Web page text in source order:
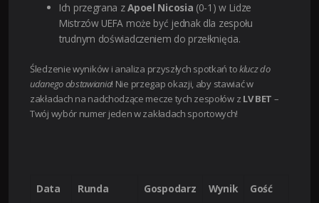
Ich przegrana zApoel Nicosia (0-1) w Lidze
Mistrzów UEFA może być jednak dla zespołu
trudnym doświadczeniem do przełknięcia.
Śledzenie wyników i analiza przyszłych spotkań toklucz do
udanego obstawiania! Nie przegap okazji, aby stawiać w
zakładach na nadchodzące mecze tych zespołów z LV BET –
Twój wybór numer jeden w zakładach sportowych!
Data Runda Gospodarz Wynik Gość